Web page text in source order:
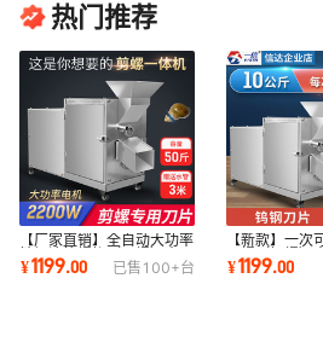
热门推荐
【厂家直销】全自动大功率
精钢滚筒螺蛳（田螺）去尾
机
¥1199.00 已售 100+台
【新款】一次
田螺（钉螺）
货
¥1199.00